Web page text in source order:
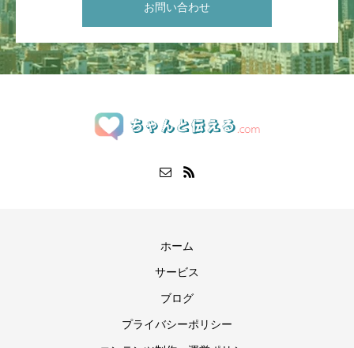
お問い合わせ
ホーム
サービス
ブログ
プライバシーポリシー